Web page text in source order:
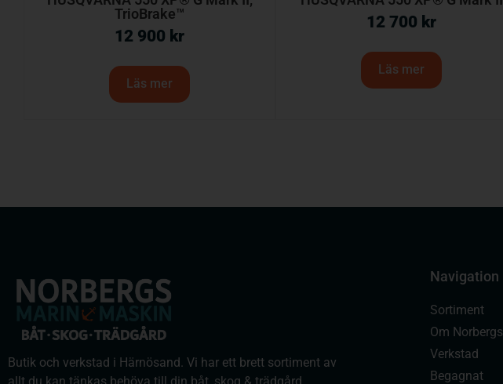
TrioBrake™
12 900 kr
Läs mer
12 700 kr
Läs mer
Butik och verkstad i Härnösand. Vi har ett brett sortiment av
Navigation
Sortiment
Om Norbergs
Verkstad
Begagnat